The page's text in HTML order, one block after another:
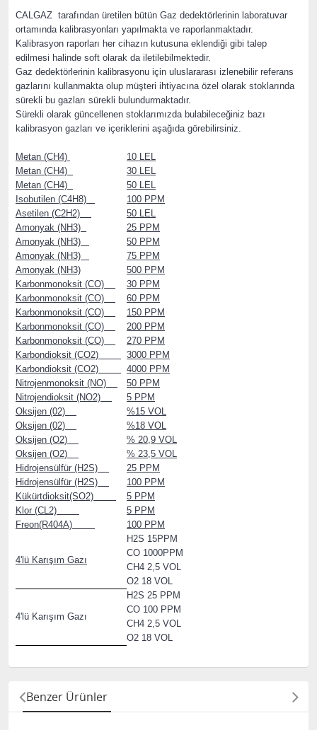
CALGAZ tarafından üretilen bütün Gaz dedektörlerinin laboratuvar
ortamında kalibrasyonları yapılmakta ve raporlanmaktadır.
Kalibrasyon raporları her cihazın kutusuna eklendiği gibi talep
edilmesi halinde soft olarak da iletilebilmektedir.
Gaz dedektörlerinin kalibrasyonu için uluslararası izlenebilir referans
gazlarını kullanmakta olup müşteri ihtiyacına özel olarak stoklarında
sürekli bu gazları sürekli bulundurmaktadır.
Sürekli olarak güncellenen stoklarımızda bulabileceğiniz bazı
kalibrasyon gazları ve içeriklerini aşağıda görebilirsiniz.
Metan (CH4)
10 LEL
Metan (CH4)
30 LEL
Metan (CH4)
50 LEL
Isobutilen (C4H8)
100 PPM
Asetilen (C2H2)
50 LEL
Amonyak (NH3)
25 PPM
Amonyak (NH3)
50 PPM
Amonyak (NH3)
75 PPM
Amonyak (NH3)
500 PPM
Karbonmonoksit (CO)
30 PPM
Karbonmonoksit (CO)
60 PPM
Karbonmonoksit (CO)
150 PPM
Karbonmonoksit (CO)
200 PPM
Karbonmonoksit (CO)
270 PPM
Karbondioksit (CO2)
3000 PPM
Karbondioksit (CO2)
4000 PPM
Nitrojenmonoksit (NO)
50 PPM
Nitrojendioksit (NO2)
5 PPM
Oksijen (02)
%15 VOL
Oksijen (02)
%18 VOL
Oksijen (O2)
% 20,9 VOL
Oksijen (O2)
% 23,5 VOL
Hidrojensülfür (H2S)
25 PPM
Hidrojensülfür (H2S)
100 PPM
Kükürtdioksit(SO2)
5 PPM
Klor (CL2)
5 PPM
Freon(R404A)
100 PPM
4'lü Karışım Gazı
H2S 15PPM
CO 1000PPM
CH4 2,5 VOL
O2 18 VOL
4'lü Karışım Gazı
H2S 25 PPM
CO 100 PPM
CH4 2,5 VOL
O2 18 VOL
Benzer Ürünler